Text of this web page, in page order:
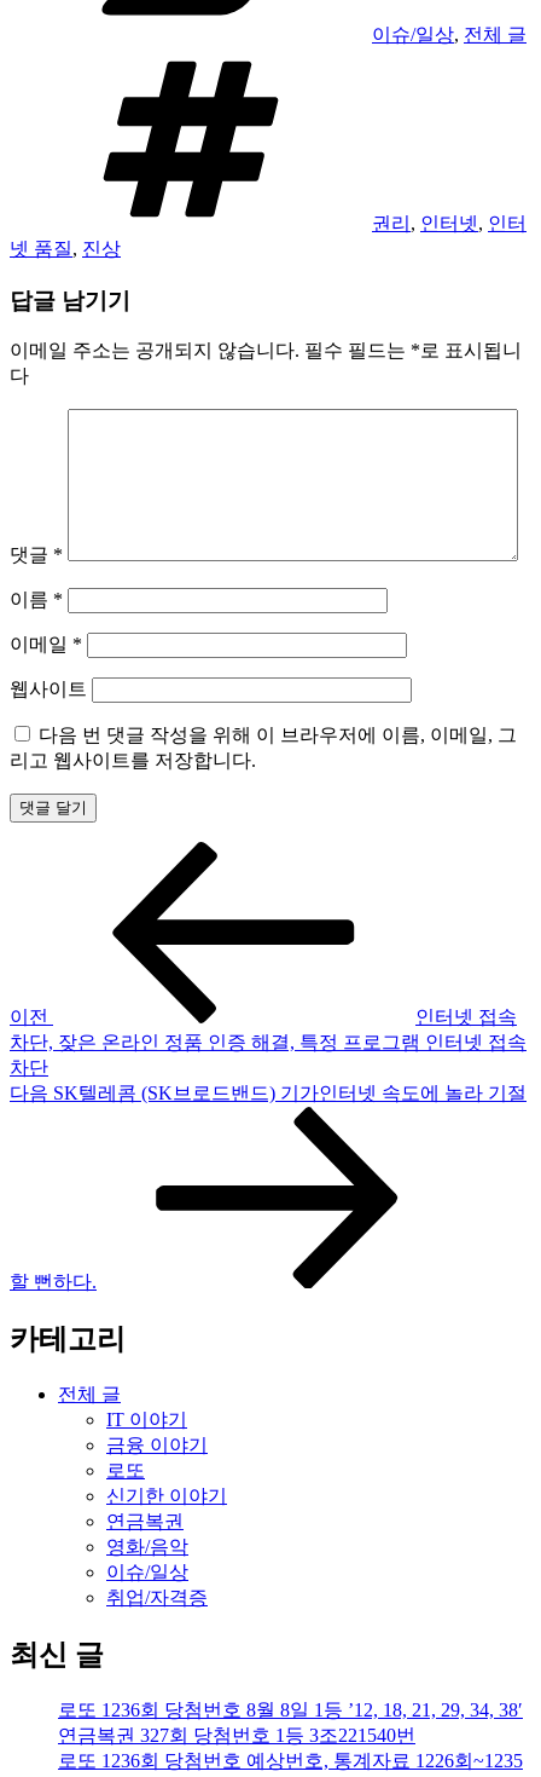
이슈/일상, 전체 글
권리 , 인터넷, 인터
넷 품질, 진상
답글 남기기
이메일 주소는 공개되지 않습니다. 필수 필드는 *로 표시됩니
다
댓글 *
이름 *
이메일 *
웹사이트
다음 번 댓글 작성을 위해 이 브라우저에 이름, 이메일, 그
리고 웹사이트를 저장합니다.
이전
인터넷 접속
차단, 잦은 온라인 정품 인증 해결, 특정 프로그램 인터넷 접속
차단
다
다음 SK텔레콤 (SK브로드밴드) 기가인터넷 속도에 놀라 기절
할 뻔하다.
카테고리
전체 글
IT 이야기
금융 이야기
로또
신기한 이야기
연금복권
영화/음악
이슈/일상
취업/자격증
최신 글
로또 1236회 당첨번호 8월 8일 1등 ’12, 18, 21, 29, 34, 38′
연금복권 327회 당첨번호 1등 3조221540번
로또 1236회 당첨번호 예상번호, 통계자료 1226회~1235